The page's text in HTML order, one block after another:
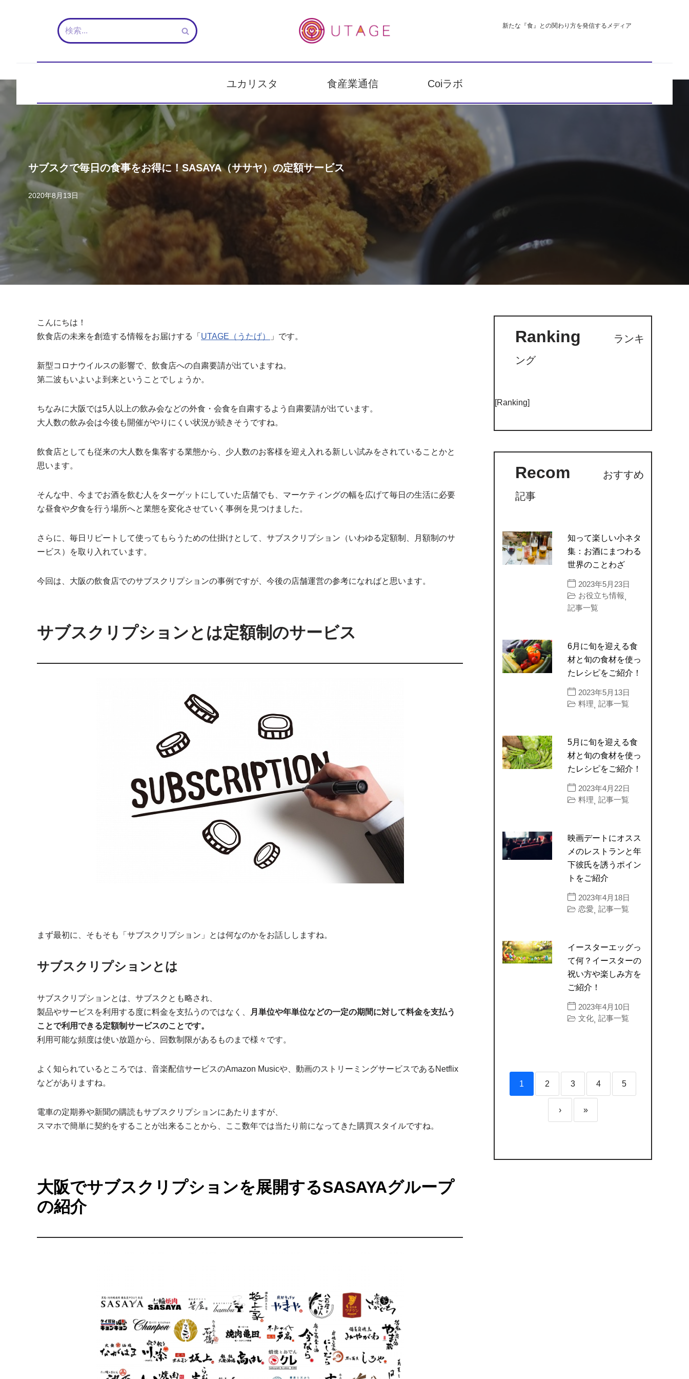
キ
新たな『食』との関わり方を発信するメディア
ユカリスタ 食産業通信 Coiラボ
サブスクで毎日の食事をお得に！SASAYA（ササヤ）の定額サービス
2020年8月13日
こんにちは！
飲食店の未来を創造する情報をお届けする「 UTAGE（うたげ） 」です。
新型コロナウイルスの影響で、飲食店への自粛要請が出ていますね。
第二波もいよいよ到来ということでしょうか。
ちなみに大阪では5人以上の飲み会などの外食・会食を自粛するよう自粛要請が出ています。
大人数の飲み会は今後も開催がやりにくい状況が続きそうですね。
飲食店としても従来の大人数を集客する業態から、少人数のお客様を迎え入れる新しい試みをされていることかと
思います。
そんな中、今までお酒を飲む人をターゲットにしていた店舗でも、マーケティングの幅を広げて毎日の生活に必要
な昼食や夕食を行う場所へと業態を変化させていく事例を見つけました。
さらに、毎日リピートして使ってもらうための仕掛けとして、サブスクリプション（いわゆる定額制、月額制のサ
ービス）を取り入れています。
今回は、大阪の飲食店でのサブスクリプションの事例ですが、今後の店舗運営の参考になればと思います。
サブスクリプションとは定額制のサービス
まず最初に、そもそも「サブスクリプション」とは何なのかをお話ししますね。
サブスクリプションとは
サブスクリプションとは、サブスクとも略され、
製品やサービスを利用する度に料金を支払うのではなく、
月単位や年単位などの一定の期間に対して料金を支払う
ことで利用できる定額制サービスのことです。
利用可能な頻度は使い放題から、回数制限があるものまで様々です。
よく知られているところでは、音楽配信サービスのAmazon Musicや、動画のストリーミングサービスであるNetflix
などがありますね。
電車の定期券や新聞の購読もサブスクリプションにあたりますが、
スマホで簡単に契約をすることが出来ることから、ここ数年では当たり前になってきた購買スタイルですね。
大阪でサブスクリプションを展開するSASAYAグループ
の紹介
Ranking
ランキ
ング
[Ranking]
Recom
おすすめ
記事
知って楽しい小ネタ
集：お酒にまつわる
世界のことわざ
2023年5月23日
お役立ち情報,
記事一覧
6月に旬を迎える食
材と旬の食材を使っ
たレシピをご紹介！
2023年5月13日
料理, 記事一覧
5月に旬を迎える食
材と旬の食材を使っ
たレシピをご紹介！
2023年4月22日
料理, 記事一覧
映画デートにオスス
メのレストランと年
下彼氏を誘うポイン
トをご紹介
2023年4月18日
恋愛, 記事一覧
イースターエッグっ
て何？イースターの
祝い方や楽しみ方を
ご紹介！
2023年4月10日
文化, 記事一覧
1 2 3 4 5
› »